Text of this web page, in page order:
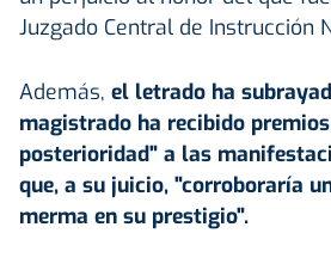
Juzgado Central de Instrucción
Además, el letrado ha
magistrado ha recibido
posterioridad" a las
que, a su juicio, "corroboraría
merma en su prestigio".